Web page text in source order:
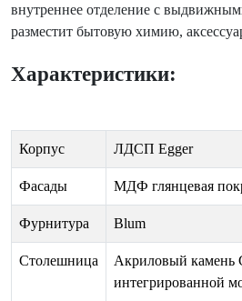
внутреннее отделение с
разместит бытовую химию,
Характеристики:
Корпус ЛДСП Egger
Фасады МДФ глянцевая
Фурнитура Blum
Столешница
Акриловый камень
интегрированной